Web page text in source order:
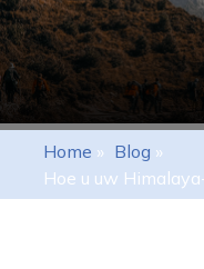
Home » Blog »
Hoe u uw